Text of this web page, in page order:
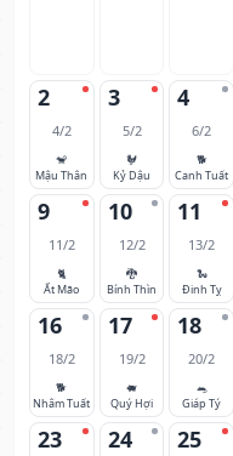
2
4/2
🐒
Mậu Thân
3
5/2
🐓
Kỷ Dậu
4
6/2
🐕
Canh Tuất
9
11/2
🐈
Ất Mão
10
12/2
🐉
Bính Thìn
11
13/2
🐍
Đinh Tỵ
16
18/2
🐕
Nhâm Tuất
17
19/2
🐖
Quý Hợi
18
20/2
🐀
Giáp Tý
23 24 25